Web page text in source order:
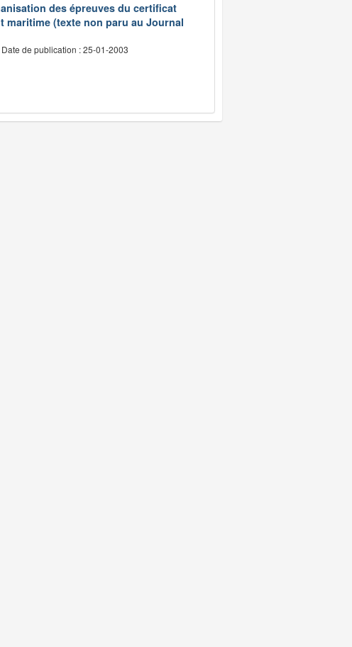
des épreuves du certificat
maritime (texte non paru au Journal
Date de publication : 25-01-2003